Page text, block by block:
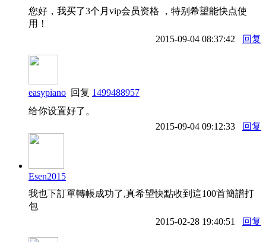
您好，我买了3个月vip会员资格 ，特别希望能快点使
用！
2015-09-04 08:37:42
回复
easypiano 回复 1499488957
给你设置好了。
2015-09-04 09:12:33
回复
Esen2015
我也下訂單轉帳成功了,真希望快點收到這100首簡譜打
包
2015-02-28 19:40:51
回复